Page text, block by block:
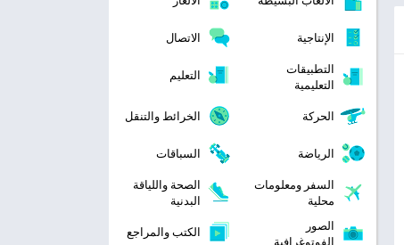
الإنتاجية
الاتصال
التطبيقات
التعليمية
التعليم
الحركة الخرائط والتنقل
الرياضة
السباقات
السفر ومعلومات
محلية
الصحة واللياقة
البدنية
الصور
الفوتوغرافية
الكتب والمراجع